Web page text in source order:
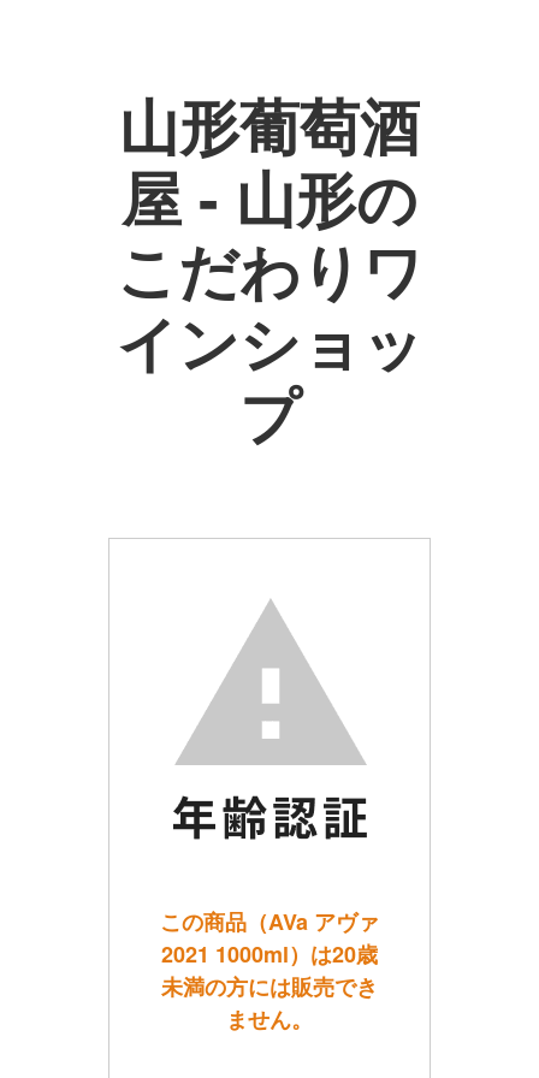
山形葡萄酒
屋 - 山形の
こだわりワ
インショッ
プ
この商品（AVa アヴァ
2021 1000ml）は20歳
未満の方には販売でき
ません。